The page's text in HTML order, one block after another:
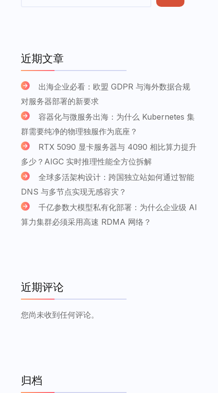
近期文章
出海企业必看：欧盟 GDPR 与海外数据合规
对服务器部署的新要求
容器化与微服务出海：为什么 Kubernetes 集
群需要纯净的物理独服作为底座？
RTX 5090 显卡服务器与 4090 相比算力提升
多少？AIGC 实时推理性能全方位拆解
全球多活架构设计：跨国独立站如何通过智能
DNS 与多节点实现无感容灾？
千亿参数大模型私有化部署：为什么企业级 AI
算力集群必须采用高速 RDMA 网络？
近期评论
您尚未收到任何评论。
归档